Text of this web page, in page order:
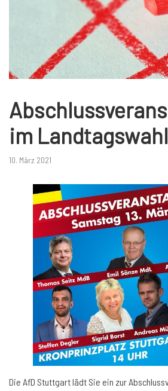
im
10. März 2021
Die AfD Stuttgart lädt Sie ein zur